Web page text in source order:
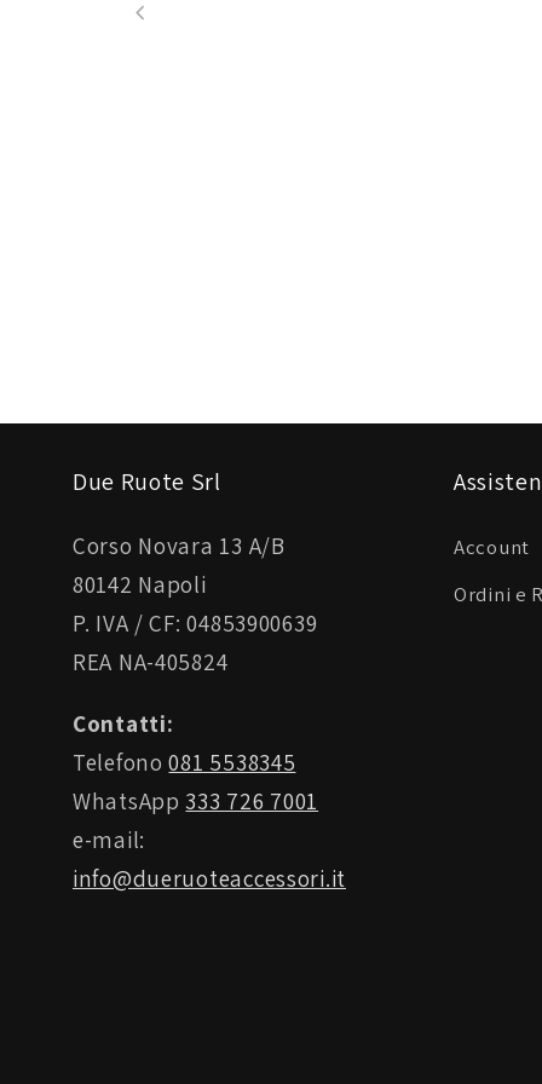
Due Ruote Srl
Corso Novara 13 A/B
80142 Napoli
P. IVA / CF: 04853900639
REA NA-405824
Contatti:
Telefono081 5538345
WhatsApp 333 726 7001
e-mail:
info@dueruoteaccessori.it
Account
Ordini e